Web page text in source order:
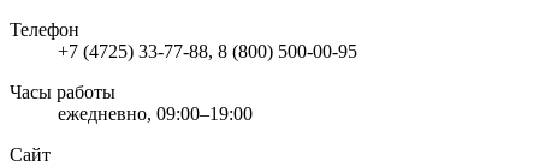
Телефон
+7 (4725) 33-77-88, 8 (800) 500-00-95
Часы работы
ежедневно, 09:00–19:00
Сайт